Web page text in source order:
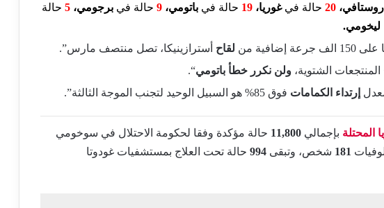
روستافي، 20 حالة في غوريا، 19 حالة في باتومي، 9 حالة في برجومي، 5 حالة
ليخومي.
من
لقاح أسترازينيكا، تصل منتصف مارس”.
الشتوية، ولن نكرر خطأ باتومي“.
إرتداء الكمامات فوق 85% هو السبيل الوحيد لتجنب الموجة الثالثة”.
المحتلة بإجمالي 11,800 حالة مؤكدة وفقا لحكومة الاحتلال في سوخومي
181 شخص، وتبقى 994 حالة تحت العلاج بمستشفيات غودوتا